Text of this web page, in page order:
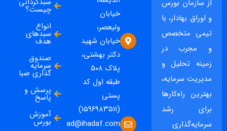
از سازمان بورس
و اوراق بهادار، با
تیمی متخصص
و مجرب در
زمینه تحلیل و
مدیریت سرمایه،
بهترین راه‌کارها
برای رشد
سرمایه‌گذاری
خیابان
ولیعصر،
خیابان شهید
دکتر بهشتی،
پلاک ۵۰۸
طبقه اول کد
پستی
(۱۵۹۶۹۸۳۵۱۱)
ad@ihadaf.com
چیست؟
انواع
سبدهای
هدف
صندوق
سرمایه
گذاری صبا
پرسش و
پاسخ
آموزش
بورس